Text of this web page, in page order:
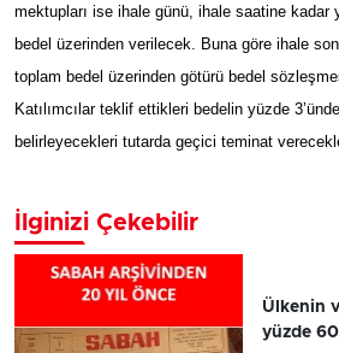
mektupları ise ihale günü, ihale saatine kadar
bedel üzerinden verilecek. Buna göre ihale
toplam bedel üzerinden götürü bedel
Katılımcılar teklif ettikleri bedelin yüzde
belirleyecekleri tutarda geçici teminat
İlginizi Çekebilir
Ülkenin
yüzde